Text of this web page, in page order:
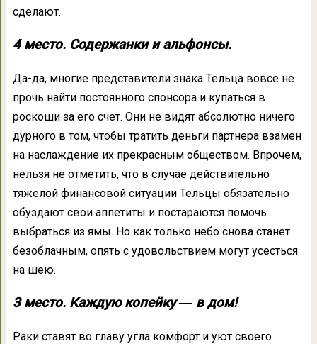
сделают.
4 место. Содержанки и альфонсы.
Да-да, многие представители знака Тельца вовсе не
прочь найти постоянного спонсора и купаться в
роскоши за его счет. Они не видят абсолютно ничего
дурного в том, чтобы тратить деньги партнера взамен
на наслаждение их прекрасным обществом. Впрочем,
нельзя не отметить, что в случае действительно
тяжелой финансовой ситуации Тельцы обязательно
обуздают свои аппетиты и постараются помочь
выбраться из ямы. Но как только небо снова станет
безоблачным, опять с удовольствием могут усесться
на шею.
3 место. Каждую копейку ― в дом!
Раки ставят во главу угла комфорт и уют своего